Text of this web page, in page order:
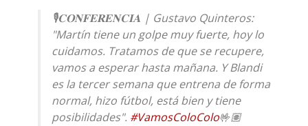
🎙️𝐂𝐎𝐍𝐅𝐄𝐑𝐄𝐍𝐂𝐈𝐀 | Gustavo Quinteros:
"Martín tiene un golpe muy fuerte, hoy lo
cuidamos. Tratamos de que se recupere,
vamos a esperar hasta mañana. Y Blandi
es la tercer semana que entrena de forma
normal, hizo fútbol, está bien y tiene
posibilidades". #VamosColoColo🤟🏽